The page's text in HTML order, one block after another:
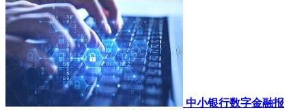
中小银行数字金融报